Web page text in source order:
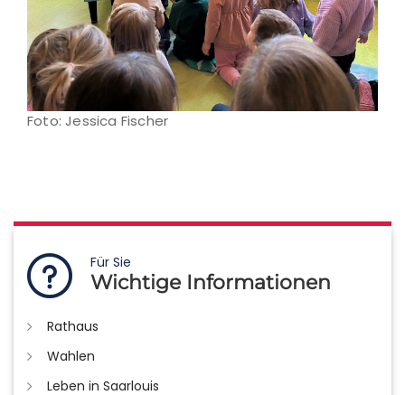
Foto: Jessica Fischer
Für Sie
Wichtige Informationen
Rathaus
Wahlen
Leben in Saarlouis